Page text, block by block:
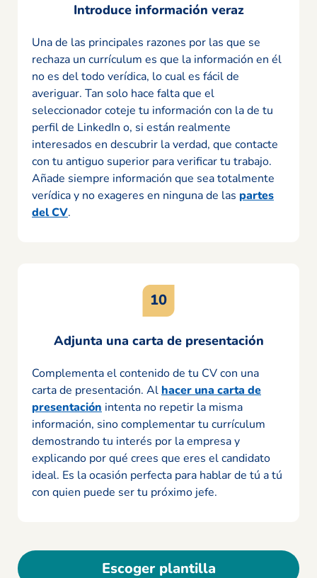
Introduce información veraz
Una de las principales razones por las que se
rechaza un currículum es que la información en él
no es del todo verídica, lo cual es fácil de
averiguar. Tan solo hace falta que el
seleccionador coteje tu información con la de tu
perfil de LinkedIn o, si están realmente
interesados en descubrir la verdad, que contacte
con tu antiguo superior para verificar tu trabajo.
Añade siempre información que sea totalmente
verídica y no exageres en ninguna de las partes
del CV.
Adjunta una carta de presentación
Complementa el contenido de tu CV con una
carta de presentación. Al hacer una carta de
presentación intenta no repetir la misma
información, sino complementar tu currículum
demostrando tu interés por la empresa y
explicando por qué crees que eres el candidato
ideal. Es la ocasión perfecta para hablar de tú a tú
con quien puede ser tu próximo jefe.
Escoger plantilla